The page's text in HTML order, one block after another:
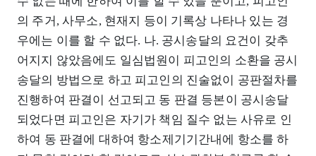
의 주거, 사무소, 현재지 등이 기록상 나타나 있는 경
우에는 이를 할 수 없다. 나. 공시송달의 요건이 갖추
어지지 않았음에도 일심법원이 피고인의 소환을 공시
송달의 방법으로 하고 피고인의 진술없이 공판절차를
진행하여 판결이 선고되고 동 판결 등본이 공시송달
되었다면 피고인은 자기가 책임 질수 없는 사유로 인
하여 동 판결에 대하여 항소제기기간내에 항소를 하